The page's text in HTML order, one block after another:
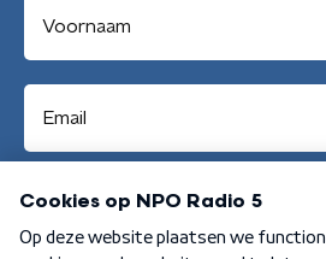
Aanmelden